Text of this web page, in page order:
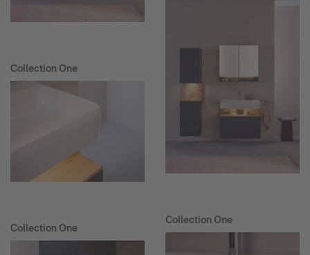
Collection One
Collection One
Collection One